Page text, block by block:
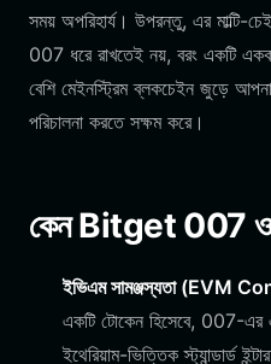
সময় অপরিহার্য। উপরন্তু, এর মাল্টি-
007 ধরে রাখতেই নয়, বরং একটি
বেশি মেইনস্ট্রিম ব্লকচেইন জুড়ে
পরিচালনা করতে সক্ষম করে।
কেন Bitget 007
ইভিএম সামঞ্জস্যতা (EVM
একটি টোকেন হিসেবে, 007-এর
ইথেরিয়াম-ভিত্তিক স্ট্যান্ডার্ড